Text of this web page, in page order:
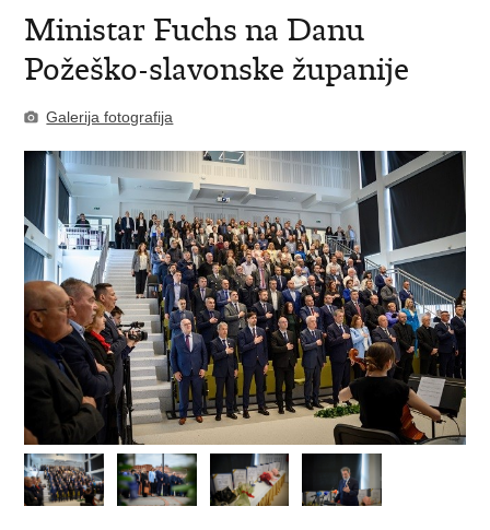
Ministar Fuchs na Danu
Požeško-slavonske županije
Galerija fotografija